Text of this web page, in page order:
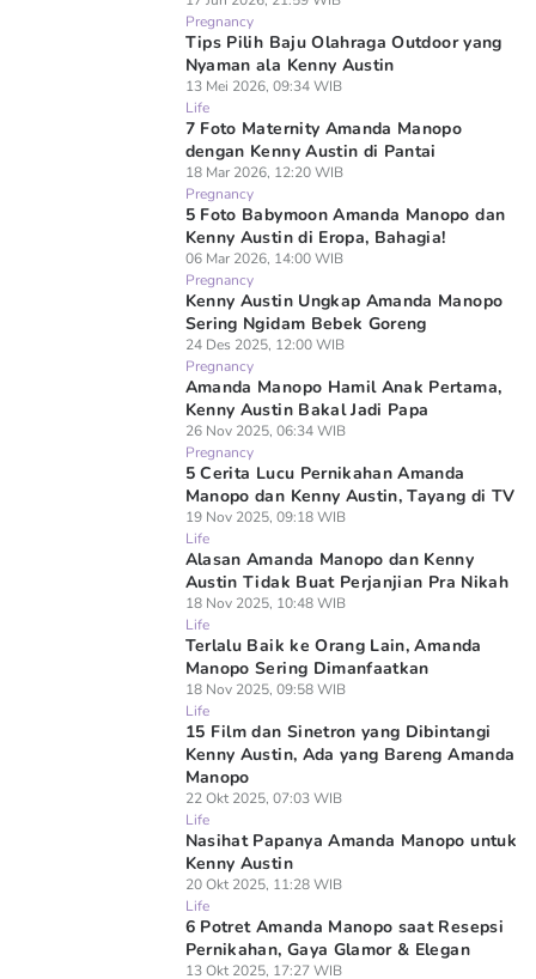
Pregnancy
Tips Pilih Baju Olahraga Outdoor yang
Nyaman ala Kenny Austin
13 Mei 2026, 09:34 WIB
Life
7 Foto Maternity Amanda Manopo
dengan Kenny Austin di Pantai
18 Mar 2026, 12:20 WIB
Pregnancy
5 Foto Babymoon Amanda Manopo dan
Kenny Austin di Eropa, Bahagia!
06 Mar 2026, 14:00 WIB
Pregnancy
Kenny Austin Ungkap Amanda Manopo
Sering Ngidam Bebek Goreng
24 Des 2025, 12:00 WIB
Pregnancy
Amanda Manopo Hamil Anak Pertama,
Kenny Austin Bakal Jadi Papa
26 Nov 2025, 06:34 WIB
Pregnancy
5 Cerita Lucu Pernikahan Amanda
Manopo dan Kenny Austin, Tayang di TV
19 Nov 2025, 09:18 WIB
Life
Alasan Amanda Manopo dan Kenny
Austin Tidak Buat Perjanjian Pra Nikah
18 Nov 2025, 10:48 WIB
Life
Terlalu Baik ke Orang Lain, Amanda
Manopo Sering Dimanfaatkan
18 Nov 2025, 09:58 WIB
Life
15 Film dan Sinetron yang Dibintangi
Kenny Austin, Ada yang Bareng Amanda
Manopo
22 Okt 2025, 07:03 WIB
Life
Nasihat Papanya Amanda Manopo untuk
Kenny Austin
20 Okt 2025, 11:28 WIB
Life
6 Potret Amanda Manopo saat Resepsi
Pernikahan, Gaya Glamor & Elegan
13 Okt 2025, 17:27 WIB